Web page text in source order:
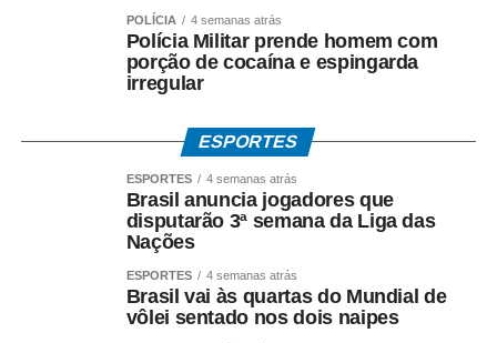
POLÍCIA 4 semanas atrás
Polícia Militar prende homem com
porção de cocaína e espingarda
irregular
ESPORTES
ESPORTES 4 semanas atrás
Brasil anuncia jogadores que
disputarão 3ª semana da Liga das
Nações
ESPORTES 4 semanas atrás
Brasil vai às quartas do Mundial de
vôlei sentado nos dois naipes